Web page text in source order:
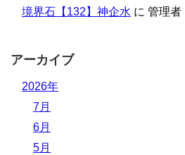
境界石【132】神企水 に 管理者
アーカイブ
2026年
7月
6月
5月